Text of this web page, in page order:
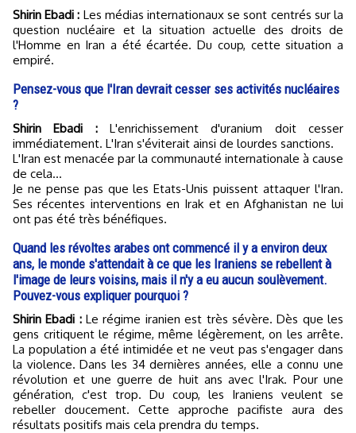
Shirin Ebadi : Les médias internationaux se sont centrés sur la
question nucléaire et la situation actuelle des droits de
l'Homme en Iran a été écartée. Du coup, cette situation a
empiré.
Pensez-vous que l'Iran devrait cesser ses activités nucléaires
?
Shirin Ebadi :L'enrichissement d'uranium doit cesser
immédiatement. L'Iran s'éviterait ainsi de lourdes sanctions.
L'Iran est menacée par la communauté internationale à cause
de cela...
Je ne pense pas que les Etats-Unis puissent attaquer l'Iran.
Ses récentes interventions en Irak et en Afghanistan ne lui
ont pas été très bénéfiques.
Quand les révoltes arabes ont commencé il y a environ deux
ans, le monde s'attendait à ce que les Iraniens se rebellent à
l'image de leurs voisins, mais il n'y a eu aucun soulèvement.
Pouvez-vous expliquer pourquoi ?
Shirin Ebadi :Le régime iranien est très sévère. Dès que les
gens critiquent le régime, même légèrement, on les arrête.
La population a été intimidée et ne veut pas s'engager dans
la violence. Dans les 34 dernières années, elle a connu une
révolution et une guerre de huit ans avec l'Irak. Pour une
génération, c'est trop. Du coup, les Iraniens veulent se
rebeller doucement. Cette approche pacifiste aura des
résultats positifs mais cela prendra du temps.